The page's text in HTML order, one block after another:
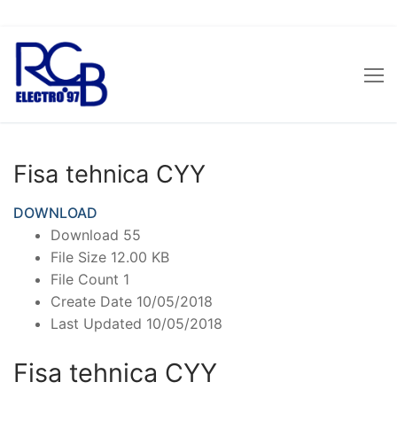
Sari
conținut
Fisa tehnica CYY
DOWNLOAD
Download 55
File Size 12.00 KB
File Count 1
Create Date 10/05/2018
Last Updated 10/05/2018
Fisa tehnica CYY